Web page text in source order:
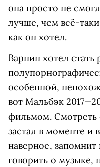
она просто не
лучше, чем всё-
как он хотел.
Варнин хотел
особенной,
вот Мальбэк
фильмом. Смотреть
застал в моменте и
наверное,
говорить о музыке,